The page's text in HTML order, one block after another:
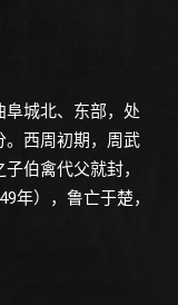
城北、东部，处
。西周初期，周武
伯禽代父就封，
年），鲁亡于楚，